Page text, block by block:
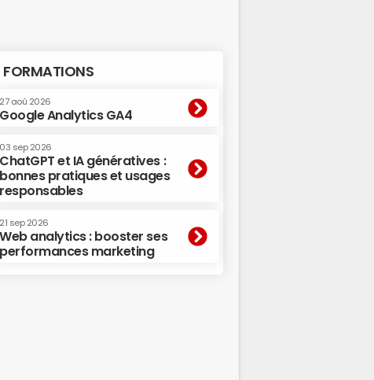
FORMATIONS
27 aoû 2026
Google Analytics GA4
03 sep 2026
ChatGPT et IA génératives :
bonnes pratiques et usages
responsables
21 sep 2026
Web analytics : booster ses
performances marketing